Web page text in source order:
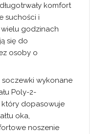
komfort
suchości i
godzinach
się do
osoby o
wykonane
Poly-2-
dopasowuje
oka,
noszenie